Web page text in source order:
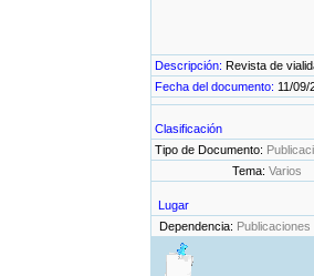
Descripción: Revista de
Fecha del documento: 11/09/
Clasificación
Tipo de Documento:
Tema: Varios
Lugar
Dependencia: